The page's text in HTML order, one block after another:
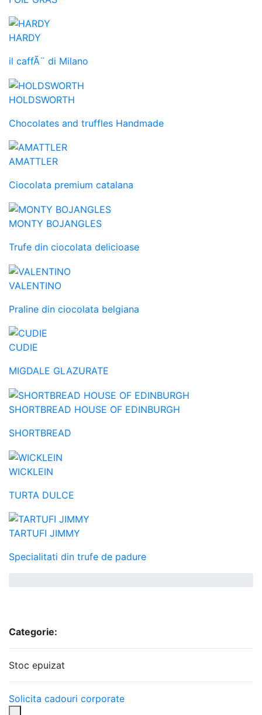
HARDY
il caffÃ¨ di Milano
HOLDSWORTH
Chocolates and truffles Handmade
AMATTLER
Ciocolata premium catalana
MONTY BOJANGLES
Trufe din ciocolata delicioase
VALENTINO
Praline din ciocolata belgiana
CUDIE
MIGDALE GLAZURATE
SHORTBREAD HOUSE OF EDINBURGH
SHORTBREAD
WICKLEIN
TURTA DULCE
TARTUFI JIMMY
Specialitati din trufe de padure
Categorie:
Stoc epuizat
Solicita cadouri corporate